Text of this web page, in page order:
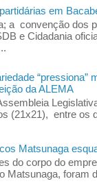
em
a convenção dos
e Cidadania
“pressiona”
da ALEMA
(21x21), entre os
Matsunaga
do corpo do
Matsunaga, foram